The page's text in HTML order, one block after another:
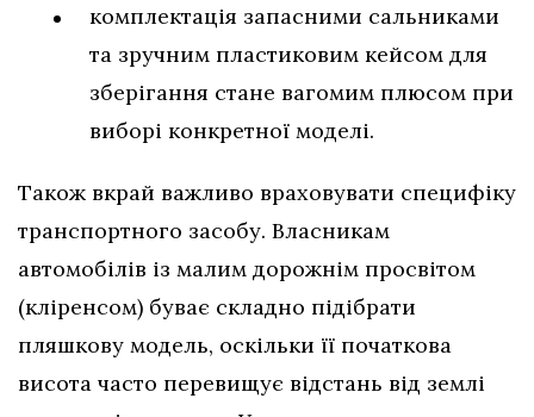
комплектація запасними сальниками
та зручним пластиковим кейсом для
зберігання стане вагомим плюсом при
виборі конкретної моделі.
Також вкрай важливо враховувати специфіку
транспортного засобу. Власникам
автомобілів із малим дорожнім просвітом
(кліренсом) буває складно підібрати
пляшкову модель, оскільки її початкова
висота часто перевищує відстань від землі